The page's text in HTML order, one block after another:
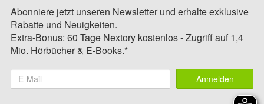
Abonniere jetzt unseren Newsletter und erhalte exklusive
Rabatte und Neuigkeiten.
Extra-Bonus: 60 Tage Nextory kostenlos - Zugriff auf 1,4
Mio. Hörbücher & E-Books.*
Anmelden